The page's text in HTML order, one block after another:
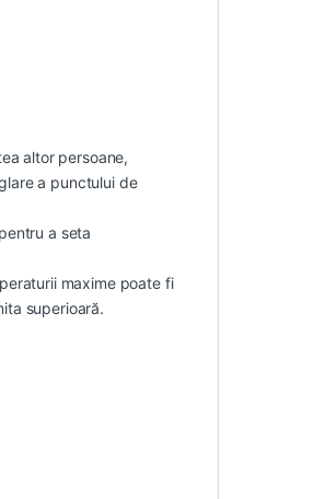
altor persoane,
a punctului de
a seta
maxime poate fi
superioară.